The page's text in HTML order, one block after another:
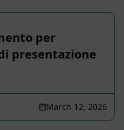
per
presentazione
March 12, 2026